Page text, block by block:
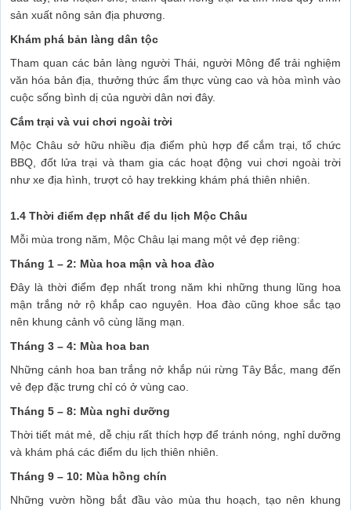
sản xuất nông sản địa phương.
Khám phá bản làng dân tộc
Tham quan các bản làng người Thái, người Mông để trải nghiệm
văn hóa bản địa, thưởng thức ẩm thực vùng cao và hòa mình vào
cuộc sống bình dị của người dân nơi đây.
Cắm trại và vui chơi ngoài trời
Mộc Châu sở hữu nhiều địa điểm phù hợp để cắm trại, tổ chức
BBQ, đốt lửa trại và tham gia các hoạt động vui chơi ngoài trời
như xe địa hình, trượt cỏ hay trekking khám phá thiên nhiên.
1.4 Thời điểm đẹp nhất để du lịch Mộc Châu
Mỗi mùa trong năm, Mộc Châu lại mang một vẻ đẹp riêng:
Tháng 1 – 2: Mùa hoa mận và hoa đào
Đây là thời điểm đẹp nhất trong năm khi những thung lũng hoa
mận trắng nở rộ khắp cao nguyên. Hoa đào cũng khoe sắc tạo
nên khung cảnh vô cùng lãng mạn.
Tháng 3 – 4: Mùa hoa ban
Những cánh hoa ban trắng nở khắp núi rừng Tây Bắc, mang đến
vẻ đẹp đặc trưng chỉ có ở vùng cao.
Tháng 5 – 8: Mùa nghỉ dưỡng
Thời tiết mát mẻ, dễ chịu rất thích hợp để tránh nóng, nghỉ dưỡng
và khám phá các điểm du lịch thiên nhiên.
Tháng 9 – 10: Mùa hồng chín
Những vườn hồng bắt đầu vào mùa thu hoạch, tạo nên khung